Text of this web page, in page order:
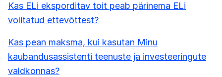
Kas ELi eksporditav toit peab pärinema ELi
volitatud ettevõttest?
Kas pean maksma, kui kasutan Minu
kaubandusassistenti teenuste ja investeeringute
valdkonnas?